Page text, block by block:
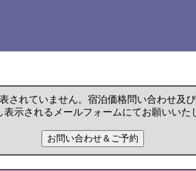
されていません。宿泊価格問い合わせ及
表示されるメールフォームにてお願いいた